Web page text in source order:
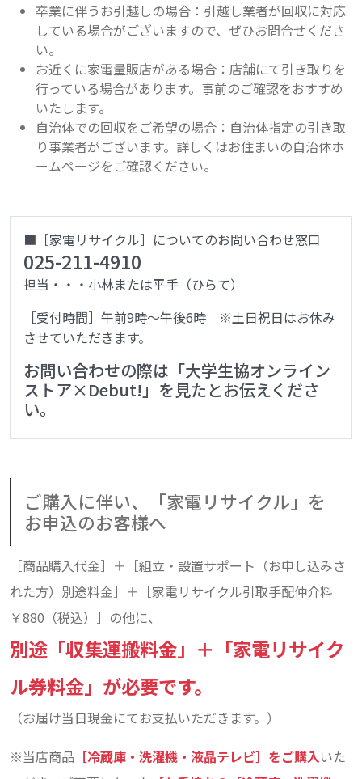
卒業に伴うお引越しの場合：引越し業者が回収に対応
している場合がございますので、ぜひお問合せくださ
い。
お近くに家電量販店がある場合：店舗にて引き取りを
行っている場合があります。事前のご確認をおすすめ
いたします。
自治体での回収をご希望の場合：自治体指定の引き取
り事業者がございます。詳しくはお住まいの自治体ホ
ームページをご確認ください。
■［家電リサイクル］についてのお問い合わせ窓口
025-211-4910
担当・・・小林または平手（ひらて）
［受付時間］午前9時～午後6時 ※土日祝日はお休み
させていただきます。
お問い合わせの際は「大学生協オンライン
ストア×Debut!」を見たとお伝えくださ
い。
ご購入に伴い、「家電リサイクル」を
お申込のお客様へ
［商品購入代金］＋［組立・設置サポート（お申し込みさ
れた方）別途料金］＋［家電リサイクル引取手配仲介料
￥880（税込）］の他に、
別途「収集運搬料金」＋「家電リサイク
ル券料金」が必要です。
（お届け当日現金にてお支払いただきます。）
当店商品 ［冷蔵庫・洗濯機・液晶テレビ］をご購入いた